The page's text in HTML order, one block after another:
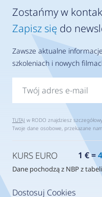
Dostosuj Cookies
Zostańmy w
Zapisz się do
Zawsze aktualne
szkoleniach i nowych
TUTAJ w RODO znajdziesz
Twoje dane osobowe, przekazane
KURS EURO 1 € =
Dane pochodzą z NBP z